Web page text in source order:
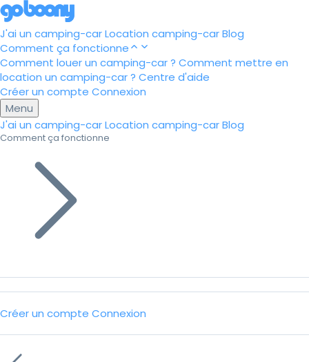
J'ai un camping-carLocation camping-carBlog
Comment ça fonctionne
Comment louer un camping-car ? Comment mettre en
location un camping-car ? Centre d'aide
Créer un compte Connexion
Menu
J'ai un camping-carLocation camping-carBlog
Comment ça fonctionne
Créer un compte Connexion